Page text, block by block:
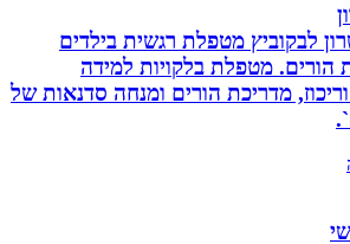
מטפלת רגשית בילדים
מטפלת בלקויות למידה
מדריכת הורים ומנחה סדנאות של